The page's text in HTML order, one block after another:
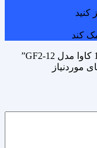
کنید
کند
موردنیاز